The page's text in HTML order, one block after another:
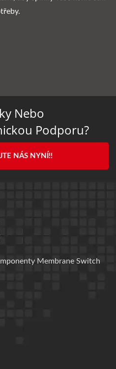
Nebo
Podporu?
NÁS NYNÍ!!
Membrane Switch